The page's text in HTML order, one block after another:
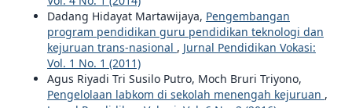
Dadang Hidayat Martawijaya, Pengembangan
program pendidikan guru pendidikan teknologi dan
kejuruan trans-nasional , Jurnal Pendidikan Vokasi:
Vol. 1 No. 1 (2011)
Agus Riyadi Tri Susilo Putro, Moch Bruri Triyono,
Pengelolaan labkom di sekolah menengah kejuruan ,